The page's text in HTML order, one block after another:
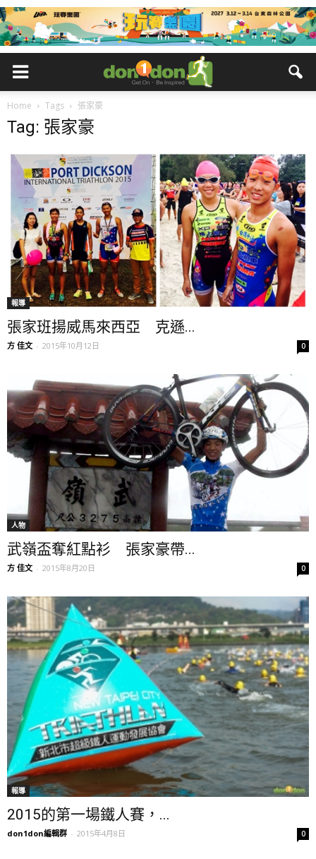
Home Tags 張家豪
Tag: 張家豪
報導
張家班揚威馬來西亞 克遜...
方 佳文 - 2015年10月12日 0
人物
武嶺盃奪紅點衫 張家豪帶...
方 佳文 - 2015年8月20日 0
報導
2015的第一場鐵人賽，...
don1don編輯群 - 2015年4月8日 0